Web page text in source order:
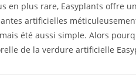
en plus rare, Easyplants offre
artificielles
été aussi simple. Alors
de la verdure artificielle